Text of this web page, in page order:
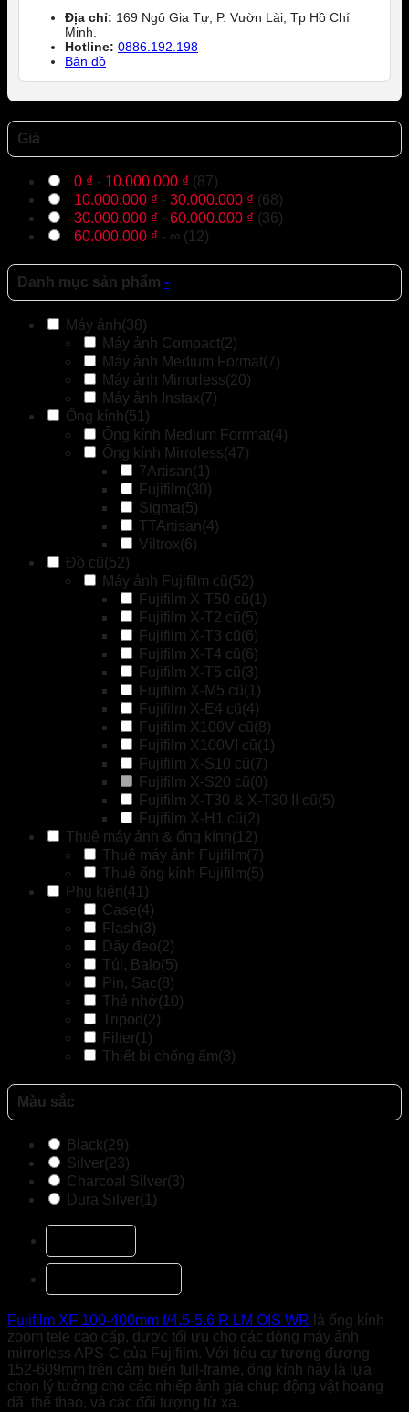
Địa chỉ: 169 Ngô Gia Tự, P. Vườn Lài, Tp Hồ Chí
Minh.
Hotline: 0886.192.198
Bản đồ
Giá
0 ₫ - 10.000.000 ₫ (87)
10.000.000 ₫ - 30.000.000 ₫ (68)
30.000.000 ₫ - 60.000.000 ₫ (36)
60.000.000 ₫ - ∞ (12)
Danh mục sản phẩm -
Máy ảnh(38)
Máy ảnh Compact(2)
Máy ảnh Medium Format(7)
Máy ảnh Mirrorless(20)
Máy ảnh Instax(7)
Ống kính(51)
Ống kính Medium Forrmat(4)
Ống kính Mirroless(47)
7Artisan(1)
Fujifilm(30)
Sigma(5)
TTArtisan(4)
Viltrox(6)
Đồ cũ(52)
Máy ảnh Fujifilm cũ(52)
Fujifilm X-T50 cũ(1)
Fujifilm X-T2 cũ(5)
Fujifilm X-T3 cũ(6)
Fujifilm X-T4 cũ(6)
Fujifilm X-T5 cũ(3)
Fujifilm X-M5 cũ(1)
Fujifilm X-E4 cũ(4)
Fujifilm X100V cũ(8)
Fujifilm X100VI cũ(1)
Fujifilm X-S10 cũ(7)
Fujifilm X-S20 cũ(0)
Fujifilm X-T30 & X-T30 II cũ(5)
Fujifilm X-H1 cũ(2)
Thuê máy ảnh & ống kính(12)
Thuê máy ảnh Fujifilm(7)
Thuê ống kính Fujifilm(5)
Phụ kiện(41)
Case(4)
Flash(3)
Dây đeo(2)
Túi, Balo(5)
Pin, Sạc(8)
Thẻ nhớ(10)
Tripod (2)
Filter(1)
Thiết bị chống ấm(3)
Màu sắc
Black(29)
Silver(23)
Charcoal Silver(3)
Dura Silver(1)
Fujifilm XF 100-400mm f/4.5-5.6 R LM OIS WR là ống kính
zoom tele cao cấp, được tối ưu cho các dòng máy ảnh
mirrorless APS-C của Fujifilm. Với tiêu cự tương đương
152-609mm trên cảm biến full-frame, ống kính này là lựa
chọn lý tưởng cho các nhiếp ảnh gia chụp động vật hoang
dã, thể thao, và các đối tượng từ xa.